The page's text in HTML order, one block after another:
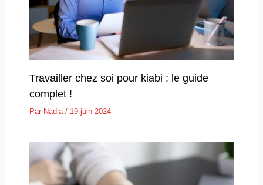
Travailler chez soi pour kiabi : le guide
complet !
Par Nadia / 19 juin 2024